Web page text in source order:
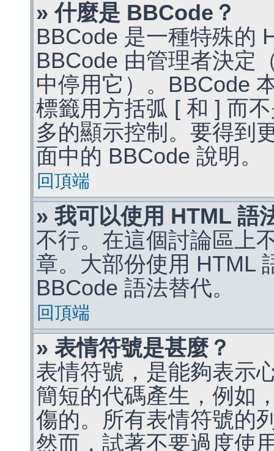
» 什麼是 BBCode？
BBCode 是一種特殊的
BBCode 由管理者決定
中停用它）。BBCode
標籤用方括弧 [ 和 ] 而
多的顯示控制。要得到
面中的 BBCode 說明。
回頂端
» 我可以使用 HTML 語
不行。在這個討論區上
章。大部份使用 HTML
BBCode 語法替代。
回頂端
» 表情符號是甚麼？
表情符號，是能夠表示
簡短的代碼產生，例如
傷的。所有表情符號的
然而，試著不要過度使